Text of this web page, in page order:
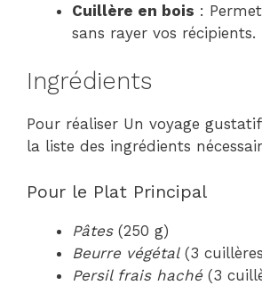
Cuillère en bois :
sans rayer vos récipients.
Ingrédients
Pour réaliser Un voyage
la liste des ingrédients
Pour le Plat Principal
Pâtes(250 g)
Beurre végétal(3
Persil frais haché (3